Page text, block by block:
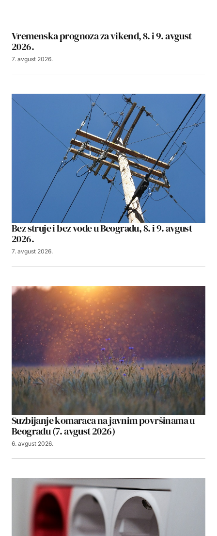
Vremenska prognoza za vikend, 8. i 9. avgust
2026.
7. avgust 2026.
Bez struje i bez vode u Beogradu, 8. i 9. avgust
2026.
7. avgust 2026.
Suzbijanje komaraca na javnim površinama u
Beogradu (7. avgust 2026)
6. avgust 2026.